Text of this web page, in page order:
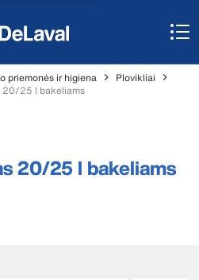
priemonės ir higiena
Plovikliai
20/25 l bakeliams
20/25 l bakeliams